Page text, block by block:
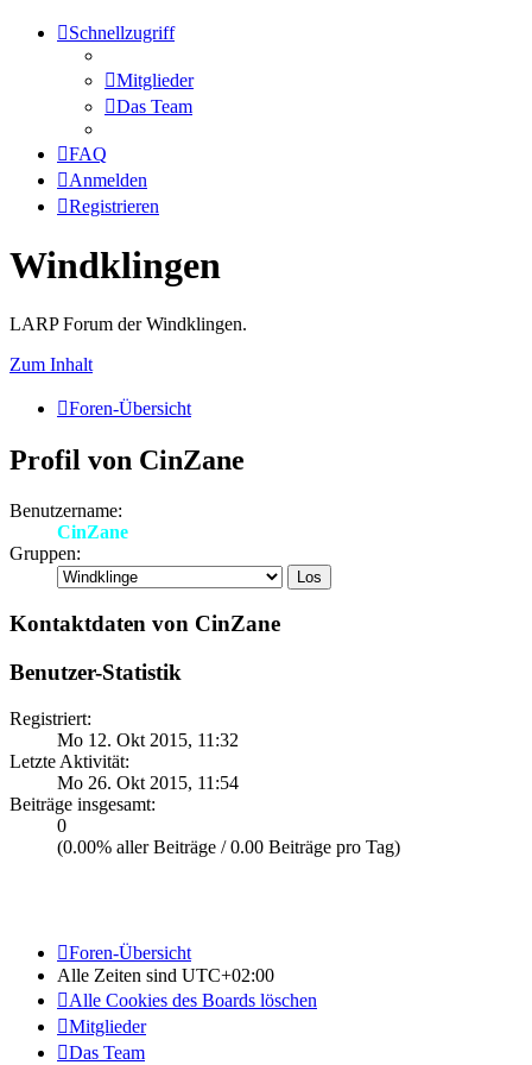
Schnellzugriff
Mitglieder
Das Team
FAQ
Anmelden
Registrieren
Windklingen
LARP Forum der Windklingen.
Zum Inhalt
Foren-Übersicht
Profil von CinZane
Benutzername:
CinZane
Gruppen:
Kontaktdaten von CinZane
Benutzer-Statistik
Registriert:
Mo 12. Okt 2015, 11:32
Letzte Aktivität:
Mo 26. Okt 2015, 11:54
Beiträge insgesamt:
0
(0.00% aller Beiträge / 0.00 Beiträge pro Tag)
Foren-Übersicht
Alle Zeiten sind UTC+02:00
Alle Cookies des Boards löschen
Mitglieder
Das Team